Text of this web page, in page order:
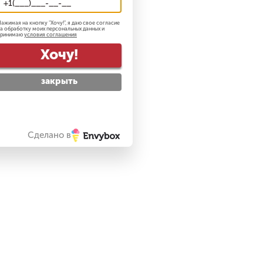
на кнопку "Хочу!", я даю свое согласие
обработку моих персональных данных и
условия соглашения
Хочу!
закрыть
Сделано в